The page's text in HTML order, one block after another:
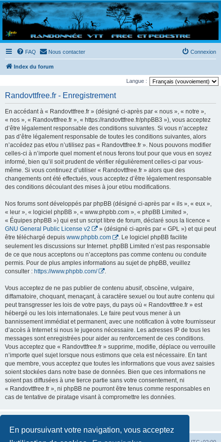
En poursuivant votre navigation, vous acceptez
Randovttfree.fr
Bienvenue sur le site des randos vtt et pédestre de Bretagne . Bonne navigation sur le site
et bonnes randos dans l'Ouest !
FAQ Nous contacter Connexion
Index du forum
Langue :
Randovttfree.fr - Enregistrement
En accédant à « Randovttfree.fr » (désigné ci-après par « nous », « notre »,
« nos », « Randovttfree.fr », « https://randovttfree.fr/phpBB3 »), vous acceptez
d’être légalement responsable des conditions suivantes. Si vous n’acceptez
pas d’être légalement responsable de toutes les conditions suivantes, alors
n’accédez pas et/ou n’utilisez pas « Randovttfree.fr ». Nous pouvons modifier
celles-ci à n’importe quel moment et nous ferons tout pour que vous en soyez
informé, bien qu’il soit prudent de vérifier régulièrement celles-ci par vous-
même. Si vous continuez d’utiliser « Randovttfree.fr » alors que des
changements ont été effectués, vous acceptez d’être légalement responsable
des conditions découlant des mises à jour et/ou modifications.
Nos forums sont développés par phpBB (désigné ci-après par « ils », « eux »,
« leur », « logiciel phpBB », « www.phpbb.com », « phpBB Limited »,
« Équipes phpBB ») qui est un script libre de forum, déclaré sous la licence «
GNU General Public License v2
» (désigné ci-après par « GPL ») et qui peut
être téléchargé depuis www.phpbb.com
. Le logiciel phpBB facilite
seulement les discussions sur Internet. phpBB Limited n’est pas responsable
de ce que nous acceptons ou n’acceptons pas comme contenu ou conduite
permis. Pour de plus amples informations au sujet de phpBB, veuillez
consulter : https://www.phpbb.com/
Vous acceptez de ne pas publier de contenu abusif, obscène, vulgaire,
diffamatoire, choquant, menaçant, à caractère sexuel ou tout autre contenu qui
peut transgresser les lois de votre pays, du pays où « Randovttfree.fr » est
hébergé ou les lois internationales. Le faire peut vous mener à un
bannissement immédiat et permanent, avec une notification à votre fournisseur
d’accès à Internet si nous le jugeons nécessaire. Les adresses IP de tous les
messages sont enregistrées pour aider au renforcement de ces conditions.
Vous acceptez que « Randovttfree.fr » supprime, modifie, déplace ou verrouille
n’importe quel sujet lorsque nous estimons que cela est nécessaire. En tant
que membre, vous acceptez que toutes les informations que vous avez saisies
soient stockées dans notre base de données. Bien que ces informations ne
soient pas diffusées à une tierce partie sans votre consentement, ni
« Randovttfree.fr », ni phpBB ne pourront être tenus comme responsables en
cas de tentative de piratage visant à compromettre les données.